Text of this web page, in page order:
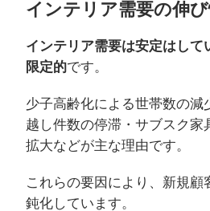
インテリア需要の伸
インテリア需要は安定はして
限定的です。
少子高齢化による世帯数の減
越し件数の停滞・サブスク家
拡大などが主な理由です。
これらの要因により、新規顧
鈍化しています。